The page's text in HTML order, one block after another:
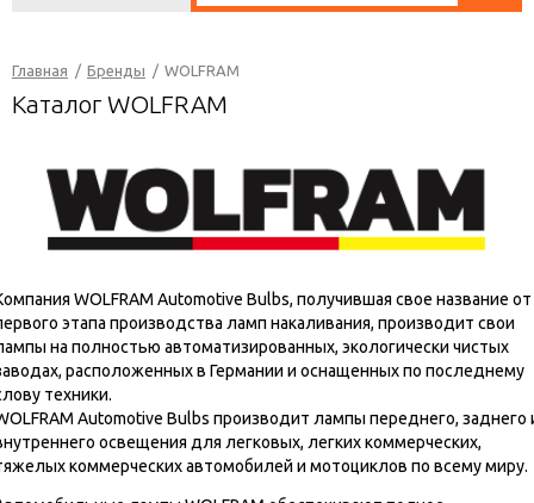
Главная / Бренды / WOLFRAM
Каталог WOLFRAM
WOLFRAM Automotive Bulbs, получившая свое название от
этапа производства ламп накаливания, производит свои
на полностью автоматизированных, экологически чистых
расположенных в Германии и оснащенных по последнему
техники.
Automotive Bulbs производит лампы переднего, заднего
освещения для легковых, легких коммерческих,
коммерческих автомобилей и мотоциклов по всему миру.